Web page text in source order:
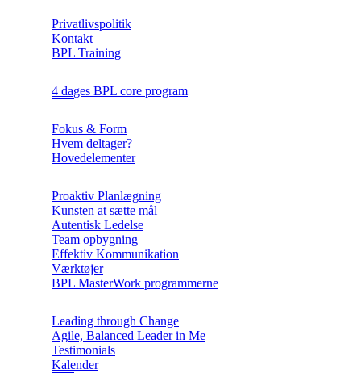
Privatlivspolitik
Kontakt
BPL Training
4 dages BPL core program
Fokus & Form
Hvem deltager?
Hovedelementer
Proaktiv Planlægning
Kunsten at sætte mål
Autentisk Ledelse
Team opbygning
Effektiv Kommunikation
Værktøjer
BPL MasterWork programmerne
Leading through Change
Agile, Balanced Leader in Me
Testimonials
Kalender